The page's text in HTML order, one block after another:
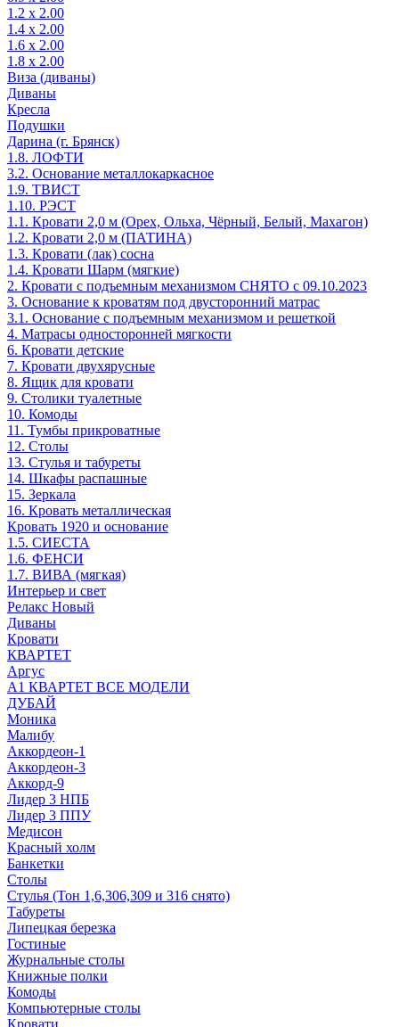
1.2 х 2.00
1.4 х 2.00
1.6 х 2.00
1.8 х 2.00
Виза (диваны)
Диваны
Кресла
Подушки
Дарина (г. Брянск)
1.8. ЛОФТИ
3.2. Основание металлокаркасное
1.9. ТВИСТ
1.10. РЭСТ
1.1. Кровати 2,0 м (Орех, Ольха, Чёрный, Белый, Махагон)
1.2. Кровати 2,0 м (ПАТИНА)
1.3. Кровати (лак) сосна
1.4. Кровати Шарм (мягкие)
2. Кровати с подъемным механизмом СНЯТО с 09.10.2023
3. Основание к кроватям под двусторонний матрас
3.1. Основание с подъемным механизмом и решеткой
4. Матрасы односторонней мягкости
6. Кровати детские
7. Кровати двухярусные
8. Ящик для кровати
9. Столики туалетные
10. Комоды
11. Тумбы прикроватные
12. Столы
13. Стулья и табуреты
14. Шкафы распашные
15. Зеркала
16. Кровать металлическая
Кровать 1920 и основание
1.5. СИЕСТА
1.6. ФЕНСИ
1.7. ВИВА (мягкая)
Интерьер и свет
Релакс Новый
Диваны
Кровати
КВАРТЕТ
Аргус
А1 КВАРТЕТ ВСЕ МОДЕЛИ
ДУБАЙ
Моника
Малибу
Аккордеон-1
Аккордеон-3
Аккорд-9
Лидер 3 НПБ
Лидер 3 ППУ
Медисон
Красный холм
Банкетки
Столы
Стулья (Тон 1,6,306,309 и 316 снято)
Табуреты
Липецкая березка
Гостиные
Журнальные столы
Книжные полки
Комоды
Компьютерные столы
Кровати